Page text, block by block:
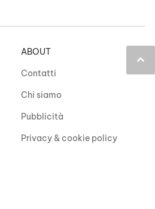
keyboard_arrow_up
ABOUT
Contatti
Chi siamo
Pubblicità
Privacy & cookie policy